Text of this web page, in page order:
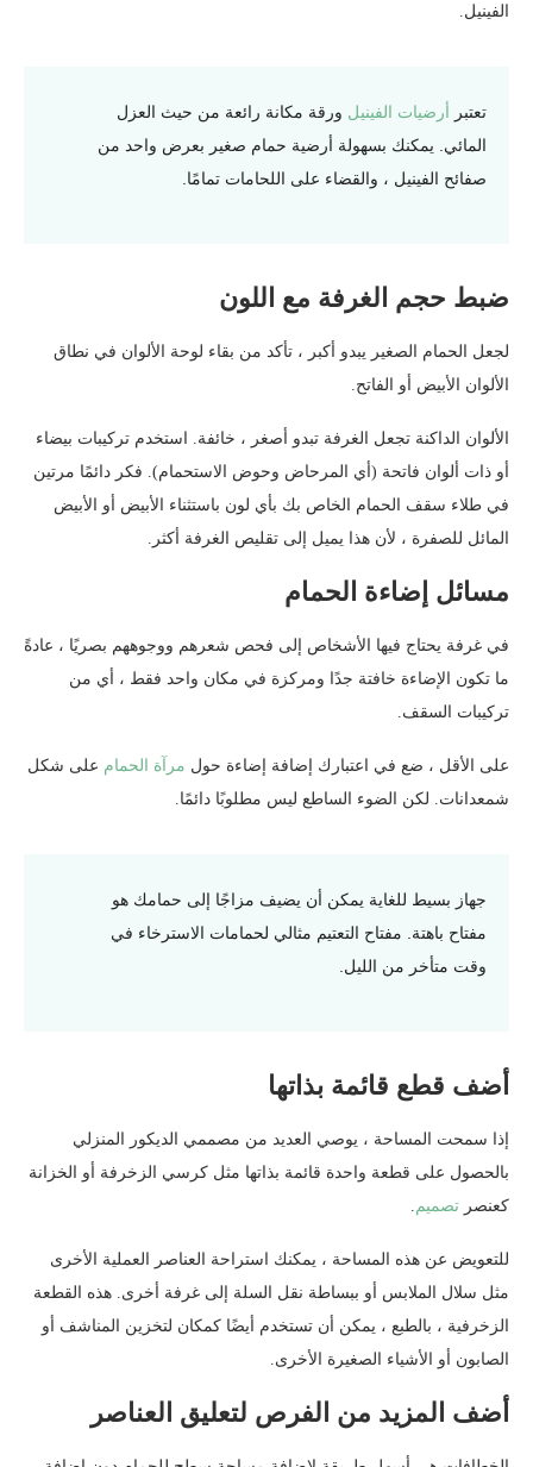
الفينيل.
تعتبر أرضيات الفينيل ورقة مكانة رائعة من حيث العزل
المائي. يمكنك بسهولة أرضية حمام صغير بعرض واحد من
صفائح الفينيل ، والقضاء على اللحامات تمامًا.
ضبط حجم الغرفة مع اللون
لجعل الحمام الصغير يبدو أكبر ، تأكد من بقاء لوحة الألوان في نطاق
الألوان الأبيض أو الفاتح.
الألوان الداكنة تجعل الغرفة تبدو أصغر ، خائفة. استخدم تركيبات بيضاء
أو ذات ألوان فاتحة (أي المرحاض وحوض الاستحمام). فكر دائمًا مرتين
في طلاء سقف الحمام الخاص بك بأي لون باستثناء الأبيض أو الأبيض
المائل للصفرة ، لأن هذا يميل إلى تقليص الغرفة أكثر.
مسائل إضاءة الحمام
في غرفة يحتاج فيها الأشخاص إلى فحص شعرهم ووجوههم بصريًا ، عادةً
ما تكون الإضاءة خافتة جدًا ومركزة في مكان واحد فقط ، أي من
تركيبات السقف.
على الأقل ، ضع في اعتبارك إضافة إضاءة حول مرآة الحمام على شكل
شمعدانات. لكن الضوء الساطع ليس مطلوبًا دائمًا.
جهاز بسيط للغاية يمكن أن يضيف مزاجًا إلى حمامك هو
مفتاح باهتة. مفتاح التعتيم مثالي لحمامات الاسترخاء في
وقت متأخر من الليل.
أضف قطع قائمة بذاتها
إذا سمحت المساحة ، يوصي العديد من مصممي الديكور المنزلي
بالحصول على قطعة واحدة قائمة بذاتها مثل كرسي الزخرفة أو الخزانة
كعنصر تصميم.
للتعويض عن هذه المساحة ، يمكنك استراحة العناصر العملية الأخرى
مثل سلال الملابس أو ببساطة نقل السلة إلى غرفة أخرى. هذه القطعة
الزخرفية ، بالطبع ، يمكن أن تستخدم أيضًا كمكان لتخزين المناشف أو
الصابون أو الأشياء الصغيرة الأخرى.
أضف المزيد من الفرص لتعليق العناصر